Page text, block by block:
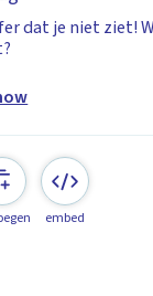
dat je niet ziet!
embed